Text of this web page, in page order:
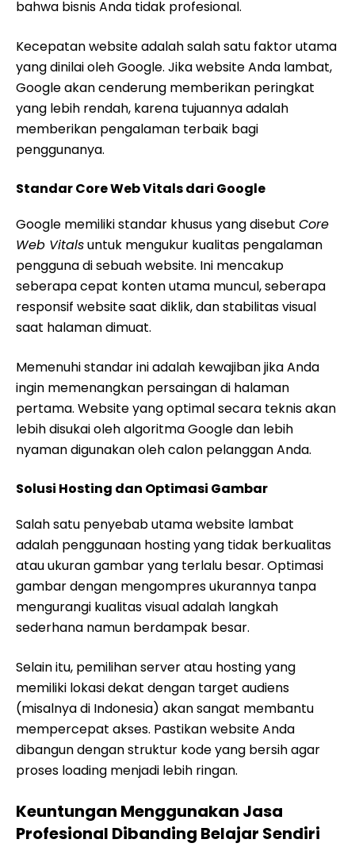
bahwa bisnis Anda tidak profesional.
Kecepatan website adalah salah satu faktor utama
yang dinilai oleh Google. Jika website Anda lambat,
Google akan cenderung memberikan peringkat
yang lebih rendah, karena tujuannya adalah
memberikan pengalaman terbaik bagi
penggunanya.
Standar Core Web Vitals dari Google
Google memiliki standar khusus yang disebut Core
Web Vitalsuntuk mengukur kualitas pengalaman
pengguna di sebuah website. Ini mencakup
seberapa cepat konten utama muncul, seberapa
responsif website saat diklik, dan stabilitas visual
saat halaman dimuat.
Memenuhi standar ini adalah kewajiban jika Anda
ingin memenangkan persaingan di halaman
pertama. Website yang optimal secara teknis akan
lebih disukai oleh algoritma Google dan lebih
nyaman digunakan oleh calon pelanggan Anda.
Solusi Hosting dan Optimasi Gambar
Salah satu penyebab utama website lambat
adalah penggunaan hosting yang tidak berkualitas
atau ukuran gambar yang terlalu besar. Optimasi
gambar dengan mengompres ukurannya tanpa
mengurangi kualitas visual adalah langkah
sederhana namun berdampak besar.
Selain itu, pemilihan server atau hosting yang
memiliki lokasi dekat dengan target audiens
(misalnya di Indonesia) akan sangat membantu
mempercepat akses. Pastikan website Anda
dibangun dengan struktur kode yang bersih agar
proses loading menjadi lebih ringan.
Keuntungan Menggunakan Jasa
Profesional Dibanding Belajar Sendiri